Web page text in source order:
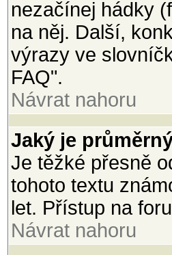
nezačínej hádky
na něj. Další,
výrazy ve
FAQ".
Návrat nahoru
Jaký je
Je těžké přesně
tohoto textu
let. Přístup na
Návrat nahoru